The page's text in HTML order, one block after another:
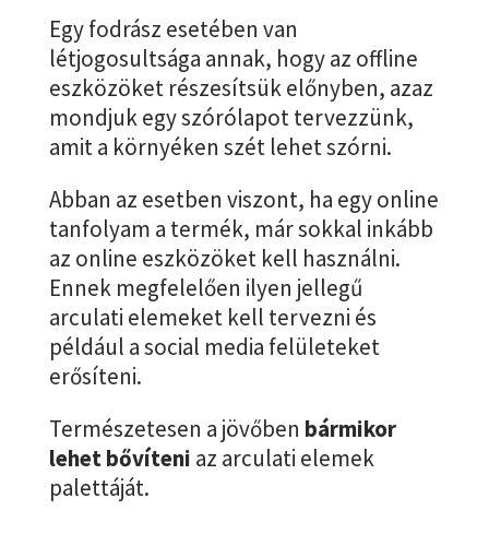
Egy fodrász esetében van
létjogosultsága annak, hogy az offline
eszközöket részesítsük előnyben, azaz
mondjuk egy szórólapot tervezzünk,
amit a környéken szét lehet szórni.
Abban az esetben viszont, ha egy online
tanfolyam a termék, már sokkal inkább
az online eszközöket kell használni.
Ennek megfelelően ilyen jellegű
arculati elemeket kell tervezni és
például a social media felületeket
erősíteni.
Természetesen a jövőben bármikor
lehet bővíteni az arculati elemek
palettáját.